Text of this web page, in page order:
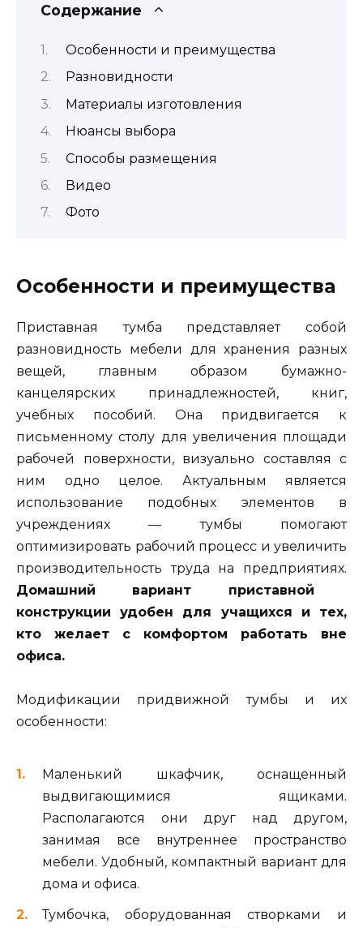
Содержание
Особенности и преимущества
Разновидности
Материалы изготовления
Нюансы выбора
Способы размещения
Видео
Фото
Особенности и преимущества
Приставная тумба представляет собой
разновидность мебели для хранения разных
вещей, главным образом бумажно-
канцелярских принадлежностей, книг,
учебных пособий. Она придвигается к
письменному столу для увеличения площади
рабочей поверхности, визуально составляя с
ним одно целое. Актуальным является
использование подобных элементов в
учреждениях — тумбы помогают
оптимизировать рабочий процесс и увеличить
производительность труда на предприятиях.
Домашний вариант приставной
конструкции удобен для учащихся и тех,
кто желает с комфортом работать вне
офиса.
Модификации придвижной тумбы и их
особенности:
Маленький шкафчик, оснащенный
выдвигающимися ящиками.
Располагаются они друг над другом,
занимая все внутреннее пространство
мебели. Удобный, компактный вариант для
дома и офиса.
Тумбочка, оборудованная створками и